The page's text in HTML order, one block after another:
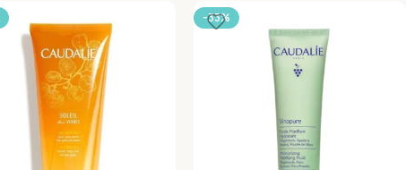
-33%